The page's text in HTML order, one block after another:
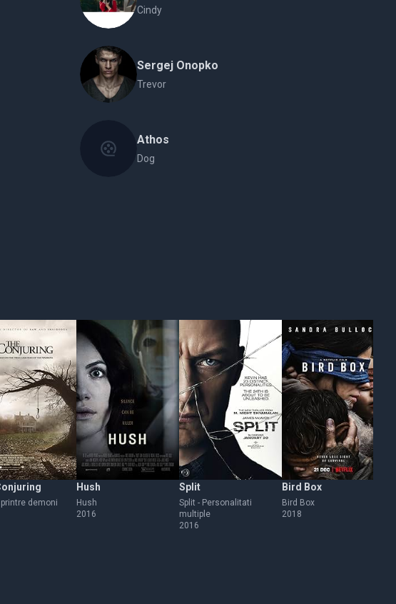
Cindy
Sergej Onopko
Trevor
Athos
Dog
demoni
Hush
Hush
2016
Split
Split - Personalitati
multiple
2016
Bird Box
Bird Box
2018